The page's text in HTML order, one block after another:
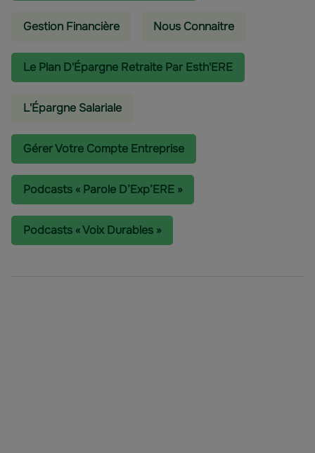
Gestion Financière Nous Connaitre
Le Plan D'Épargne Retraite Par Esth'ERE
L'épargne Salariale
Gérer Votre Compte Entreprise
Podcasts « Parole D’Exp’ERE »
Podcasts « Voix Durables »